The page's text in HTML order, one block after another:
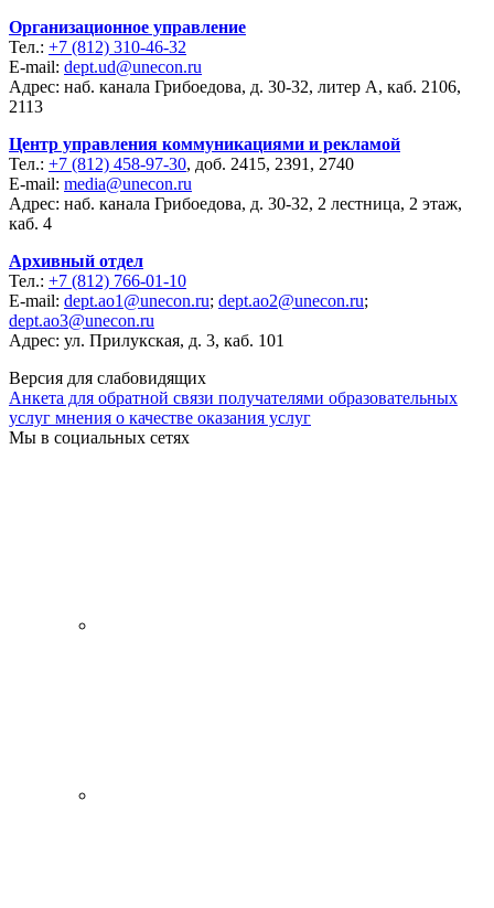
Организационное управление
Тел.: +7 (812) 310-46-32
E-mail: dept.ud@unecon.ru
Адрес: наб. канала Грибоедова, д. 30-32, литер А, каб. 2106,
2113
Центр управления коммуникациями и рекламой
Тел.: +7 (812) 458-97-30, доб. 2415, 2391, 2740
E-mail: media@unecon.ru
Адрес: наб. канала Грибоедова, д. 30-32, 2 лестница, 2 этаж,
каб. 4
Архивный отдел
Тел.: +7 (812) 766-01-10
E-mail: dept.ao1@unecon.ru; dept.ao2@unecon.ru;
dept.ao3@unecon.ru
Адрес: ул. Прилукская, д. 3, каб. 101
Версия для слабовидящих
Анкета для обратной связи получателями образовательных
услуг мнения о качестве оказания услуг
Мы в социальных сетях